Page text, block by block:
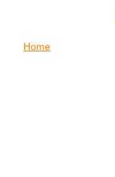
Home